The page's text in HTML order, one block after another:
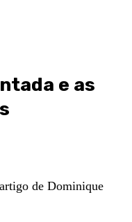
e as
de Dominique